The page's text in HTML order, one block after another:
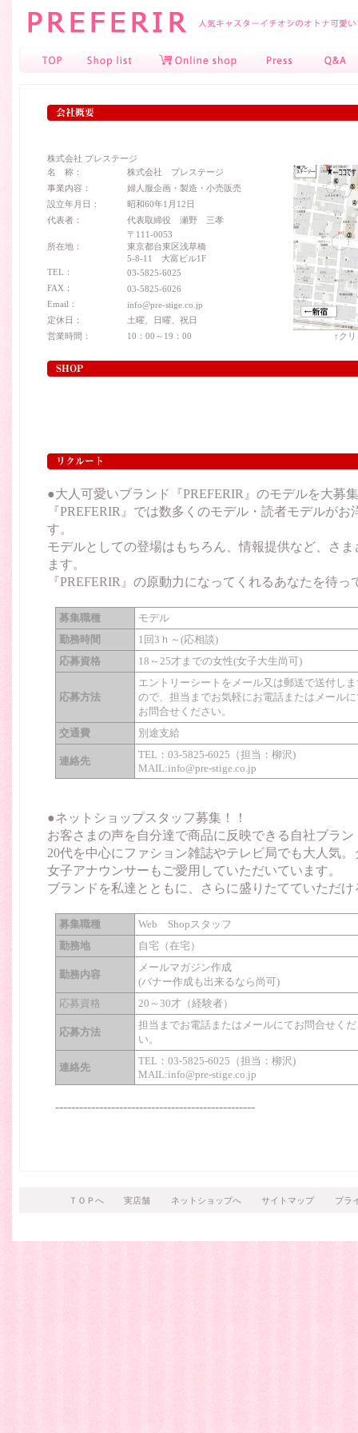
いブランド
株式会社 プレステージ
名 称：
株式会社 プレステージ
↑ク
事業内容：
婦人服企画・製造・小売販売
設立年月日：
昭和60年1月12日
代表者：
代表取締役 瀬野 三孝
所在地：
〒111-0053
東京都台東区浅草橋
5-8-11 大富ビル1F
TEL：
03-5825-6025
FAX：
03-5825-6026
Email：
info@pre-stige.co.jp
定休日：
土曜、日曜、祝日
営業時間：
10：00～19：00
●大人可愛いブランド『PREFERIR』のモデルを大募
『PREFERIR』では数多くのモデル・読者モデルが
す。
モデルとしての登場はもちろん、情報提供など、さ
ます。
『PREFERIR』の原動力になってくれるあなたを待っ
募集職種
モデル
勤務時間
1回3ｈ～(応相談)
応募資格
18～25才までの女性(女子大生尚可)
応募方法
エントリーシートをメール又は郵送で送付し
ので、担当までお気軽にお電話またはメール
お問合せください。
交通費
別途支給
連絡先
TEL：03-5825-6025（担当：柳沢)
MAIL:info@pre-stige.co.jp
●ネットショップスタッフ募集！！
お客さまの声を自分達で商品に反映できる自社ブラン
20代を中心にファション雑誌やテレビ局でも大人気。
女子アナウンサーもご愛用していただいています。
ブランドを私達とともに、さらに盛りたてていただ
募集職種
Web Shopスタッフ
勤務地
自宅（在宅）
勤務内容
メールマガジン作成
(バナー作成も出来るなら尚可)
応募資格
20～30才（経験者）
応募方法
担当までお電話またはメールにてお問合せく
い。
連絡先
TEL：03-5825-6025（担当：柳沢)
MAIL:info@pre-stige.co.jp
--------------------------------------------------
ＴＯＰへ 実店舗 ネットショップへ サイトマップ プラ